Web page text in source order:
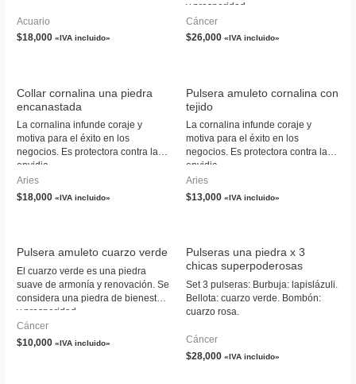
Acuario
$18,000 «IVA incluido»
y prosperidad.
Cáncer
$26,000 «IVA incluido»
Collar cornalina una piedra
encanastada
La cornalina infunde coraje y
motiva para el éxito en los
negocios. Es protectora contra la
envidia.
Aries
$18,000 «IVA incluido»
Pulsera amuleto cornalina con
tejido
La cornalina infunde coraje y
motiva para el éxito en los
negocios. Es protectora contra la
envidia.
Aries
$13,000 «IVA incluido»
Pulsera amuleto cuarzo verde
El cuarzo verde es una piedra
suave de armonía y renovación. Se
considera una piedra de bienestar
y prosperidad.
Cáncer
$10,000 «IVA incluido»
Pulseras una piedra x 3
chicas superpoderosas
Set 3 pulseras: Burbuja: lapislázuli.
Bellota: cuarzo verde. Bombón:
cuarzo rosa.
Cáncer
$28,000 «IVA incluido»